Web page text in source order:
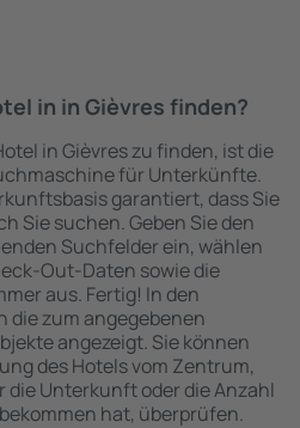
in in Gièvres finden?
in Gièvres zu finden, ist die
für Unterkünfte.
garantiert, dass Sie
Sie suchen. Geben Sie den
Suchfelder ein, wählen
Out-Daten sowie die
aus. Fertig! In den
die zum angegebenen
angezeigt. Sie können
des Hotels vom Zentrum,
Unterkunft oder die Anzahl
hat, überprüfen.